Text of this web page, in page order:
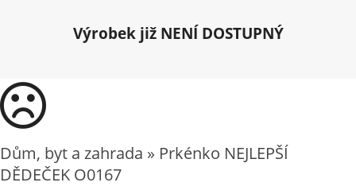
Výrobek již NENÍ DOSTUPNÝ
Dům, byt a zahrada » Prkénko NEJLEPŠÍ
DĚDEČEK O0167